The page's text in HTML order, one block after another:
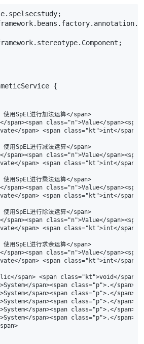
. spelsecstudy;
. beans . factory. annotation.
. stereotype. Component ;
{
SpEL进行加法运算</span>
span><span class="n">Value</
span> <span class="kt">int</span>
SpEL进行减法运算</span>
span><span class="n">Value</
span> <span class="kt">int</span>
SpEL进行乘法运算</span>
span><span class="n">Value</
span> <span class="kt">int</span>
SpEL进行除法运算</span>
span><span class="n">Value</
span> <span class="kt">int</span>
SpEL进行求余运算</span>
span><span class="n">Value</
span> <span class="kt">int</span>
span> <span class="kt">void</
span><span class="p">.</
span><span class="p">.</
span><span class="p">.</
span><span class="p">.</
span><span class="p">.</